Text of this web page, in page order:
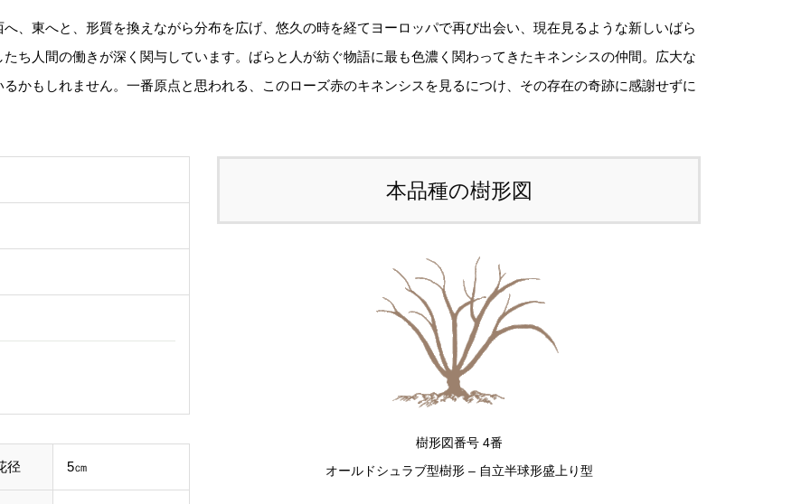
す。
、東へと、形質を換えながら分布を広げ、悠久の時を経てヨーロッパで再び出会い、現在見るような新しいばら
ち人間の働きが深く関与しています。ばらと人が紡ぐ物語に最も色濃く関わってきたキネンシスの仲間。広大な
かもしれません。一番原点と思われる、このローズ赤のキネンシスを見るにつけ、その存在の奇跡に感謝せずに
径 5㎝
本品種の樹形図
樹形図番号 4番
オールドシュラブ型樹形 – 自立半球形盛上り型